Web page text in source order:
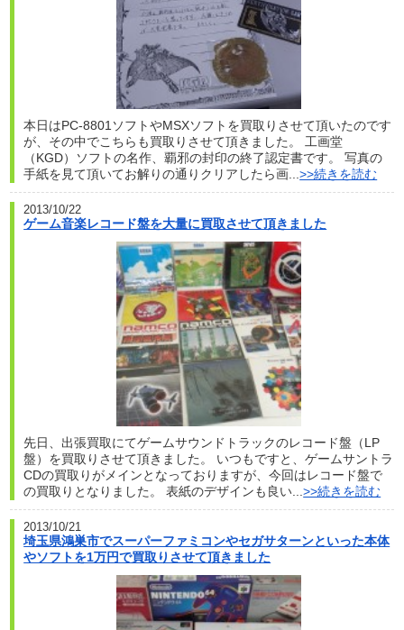
本日はPC-8801ソフトやMSXソフトを買取りさせて頂いたのです
が、その中でこちらも買取りさせて頂きました。 工画堂
（KGD）ソフトの名作、覇邪の封印の終了認定書です。 写真の
手紙を見て頂いてお解りの通りクリアしたら画...>>続きを読む
2013/10/22
ゲーム音楽レコード盤を大量に買取させて頂きました
先日、出張買取にてゲームサウンドトラックのレコード盤（LP
盤）を買取りさせて頂きました。 いつもですと、ゲームサントラ
CDの買取りがメインとなっておりますが、今回はレコード盤で
の買取りとなりました。 表紙のデザインも良い...>>続きを読む
2013/10/21
埼玉県鴻巣市でスーパーファミコンやセガサターンといった本体
やソフトを1万円で買取りさせて頂きました